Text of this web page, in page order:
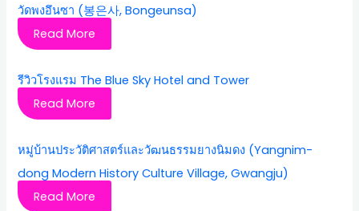
วัดพงอึนซา (봉은사, Bongeunsa)
Read More
รีวิวโรงแรม The Blue Sky Hotel and Tower
Read More
หมู่บ้านประวัติศาสตร์และวัฒนธรรมยางนิมดง (Yangnim-
dong Modern History Culture Village, Gwangju)
Read More